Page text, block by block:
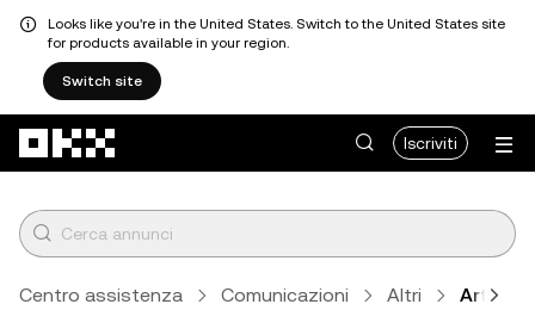
Looks like you're in the United States. Switch to the United States site
for products available in your region.
Switch site
Iscriviti
Centro assistenza Comunicazioni Altri Articolo